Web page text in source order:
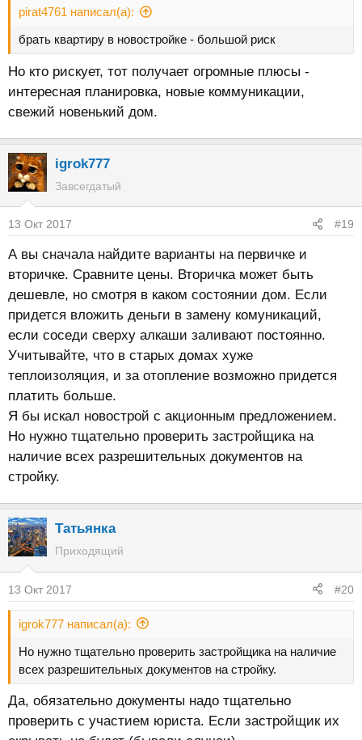
pirat4761 написал(а):
брать квартиру в новостройке - большой риск
Но кто рискует, тот получает огромные плюсы -
интересная планировка, новые коммуникации,
свежий новенький дом.
igrok777
Завсегдатый
13 Окт 2017 #19
А вы сначала найдите варианты на первичке и
вторичке. Сравните цены. Вторичка может быть
дешевле, но смотря в каком состоянии дом. Если
придется вложить деньги в замену комуникаций,
если соседи сверху алкаши заливают постоянно.
Учитывайте, что в старых домах хуже
теплоизоляция, и за отопление возможно придется
платить больше.
Я бы искал новострой с акционным предложением.
Но нужно тщательно проверить застройщика на
наличие всех разрешительных документов на
стройку.
Татьянка
Приходящий
13 Окт 2017 #20
igrok777 написал(а):
Но нужно тщательно проверить застройщика на наличие
всех разрешительных документов на стройку.
Да, обязательно документы надо тщательно
проверить с участием юриста. Если застройщик их